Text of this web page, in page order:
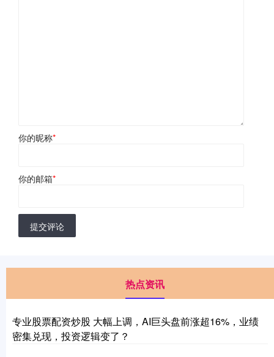
你的昵称*
你的邮箱*
提交评论
热点资讯
专业股票配资炒股 大幅上调，AI巨头盘前涨超16%，业绩
密集兑现，投资逻辑变了？